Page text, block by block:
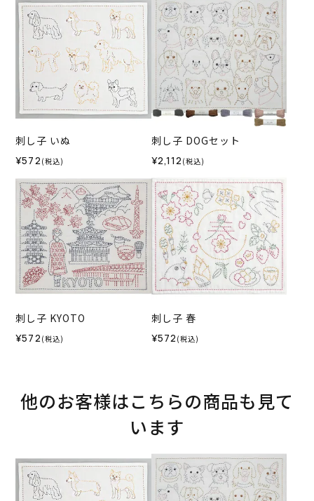
刺し子 いぬ
¥572 (税込)
刺し子 DOGセット
¥2,112 (税込)
刺し子 KYOTO
¥572 (税込)
刺し子 春
¥572 (税込)
他のお客様はこちらの商品も見て
います